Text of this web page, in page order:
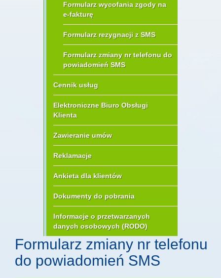
Formularz wycofania zgody na
e-fakturę
Formularz rezygnacji z SMS
Formularz zmiany nr telefonu do
powiadomień SMS
Cennik usług
Elektroniczne Biuro Obsługi
Klienta
Zawieranie umów
Reklamacje
Ankieta dla klientów
Dokumenty do pobrania
Informacje o przetwarzanych
danych osobowych (RODO)
Formularz zmiany nr telefonu
do powiadomień SMS